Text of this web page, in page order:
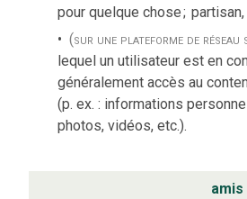
pour quelque chose;
(sur une plateforme de réseau
lequel un utilisateur est en
généralement accès au
(p. ex. : informations
photos, vidéos, etc.).
amis